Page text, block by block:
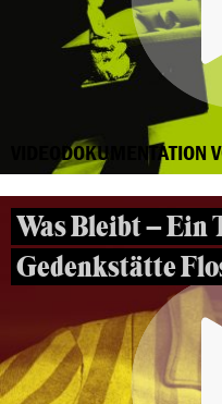
Was Bleibt – Ein
Gedenkstätte